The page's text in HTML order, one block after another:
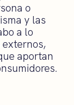
o
y las
a lo
aportan